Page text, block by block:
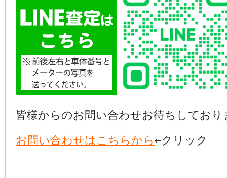
皆様からのお問い合わせお待ちしており
お問い合わせはこちらから←クリック